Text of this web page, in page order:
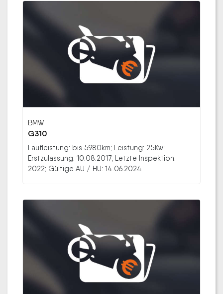
BMW
G310
Laufleistung: bis 5980km; Leistung: 25Kw;
Erstzulassung: 10.08.2017; Letzte Inspektion:
2022; Gültige AU / HU: 14.06.2024